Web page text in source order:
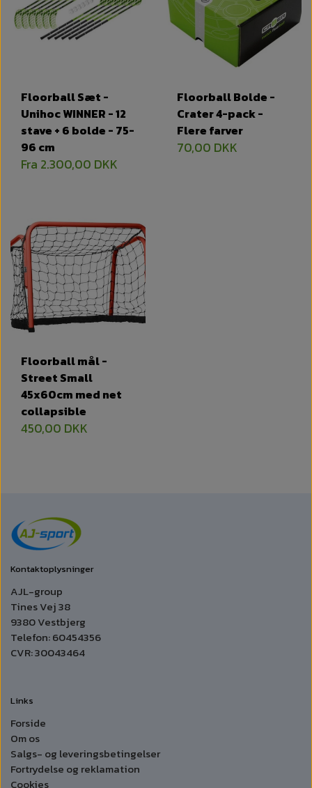
Floorball Sæt -
Unihoc WINNER - 12
stave + 6 bolde - 75-
96 cm
Fra 2.300,00 DKK
Floorball Bolde -
Crater 4-pack -
Flere farver
70,00 DKK
Floorball mål -
Street Small
45x60cm med net
collapsible
450,00 DKK
Kontaktoplysninger
AJL-group
Tines Vej 38
9380 Vestbjerg
Telefon: 60454356
CVR: 30043464
Links
Forside
Om os
Salgs- og leveringsbetingelser
Fortrydelse og reklamation
Cookies